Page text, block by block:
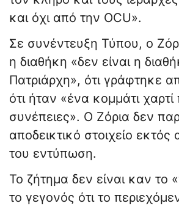
και όχι από την OCU».
Σε συνέντευξη Τύπου, ο
η διαθήκη «δεν είναι η
Πατριάρχη», ότι γράφτηκε
ότι ήταν «ένα κομμάτι
συνέπειες». Ο Ζόρια δεν
αποδεικτικό στοιχείο εκτός
του εντύπωση.
Το ζήτημα δεν είναι καν το
το γεγονός ότι το